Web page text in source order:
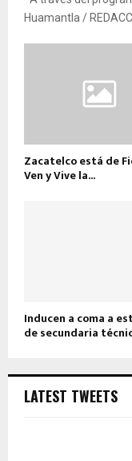
Huamantla /
Zacatelco está de
Ven y Vive la...
Inducen a coma a
de secundaria
LATEST TWEETS